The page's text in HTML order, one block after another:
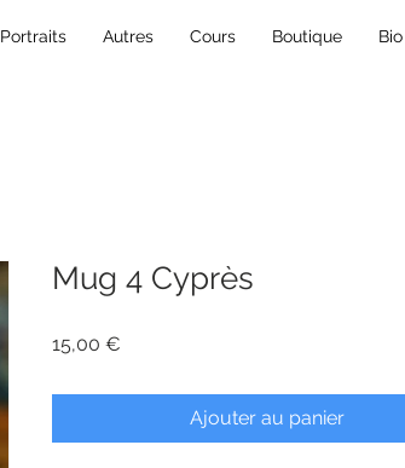
Portraits Autres Cours Boutique Bio
Mug 4 Cyprès
15,00 €
Ajouter au panier